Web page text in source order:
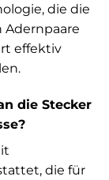
die die
effektiv
die Stecker
die für